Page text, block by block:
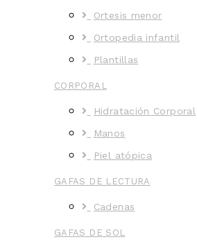
Ortesis menor
Ortopedia infantil
Plantillas
CORPORAL
Hidratación Corporal
Manos
Piel atópica
GAFAS DE LECTURA
Cadenas
GAFAS DE SOL